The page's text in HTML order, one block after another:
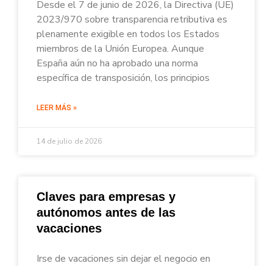
Desde el 7 de junio de 2026, la Directiva (UE)
2023/970 sobre transparencia retributiva es
plenamente exigible en todos los Estados
miembros de la Unión Europea. Aunque
España aún no ha aprobado una norma
específica de transposición, los principios
LEER MÁS »
14 de julio de 2026
Claves para empresas y
autónomos antes de las
vacaciones
Irse de vacaciones sin dejar el negocio en